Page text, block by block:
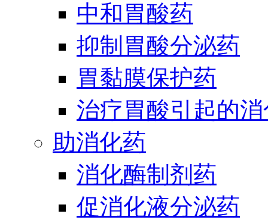
中和胃酸药
抑制胃酸分泌药
胃黏膜保护药
治疗胃酸引起的
助消化药
消化酶制剂药
促消化液分泌药